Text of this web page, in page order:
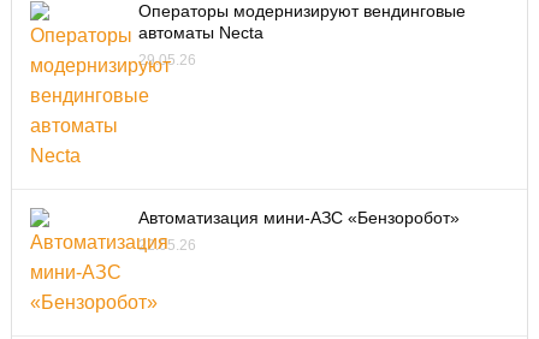
Операторы модернизируют вендинговые
автоматы Necta
29.05.26
Автоматизация мини-АЗС «Бензоробот»
22.05.26